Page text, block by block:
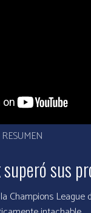
superó sus
Champions